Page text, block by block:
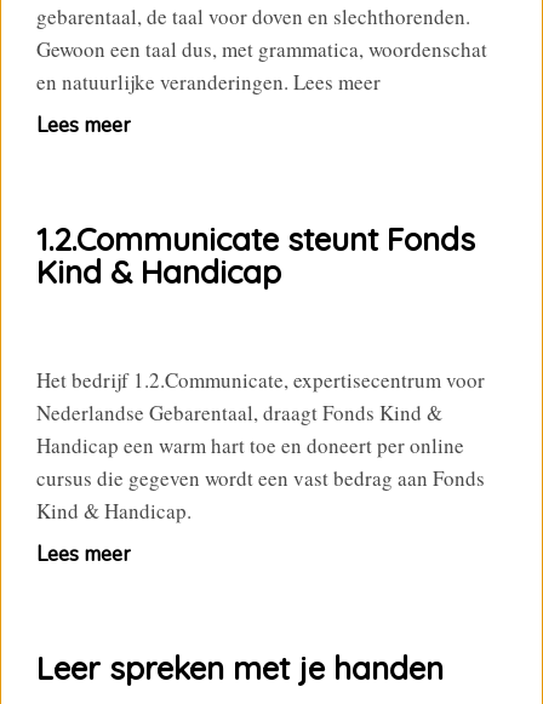
gebarentaal, de taal voor doven en slechthorenden.
Gewoon een taal dus, met grammatica, woordenschat
en natuurlijke veranderingen. Lees meer
Lees meer
1.2.Communicate steunt Fonds
Kind & Handicap
Het bedrijf 1.2.Communicate, expertisecentrum voor
Nederlandse Gebarentaal, draagt Fonds Kind &
Handicap een warm hart toe en doneert per online
cursus die gegeven wordt een vast bedrag aan Fonds
Kind & Handicap.
Lees meer
Leer spreken met je handen